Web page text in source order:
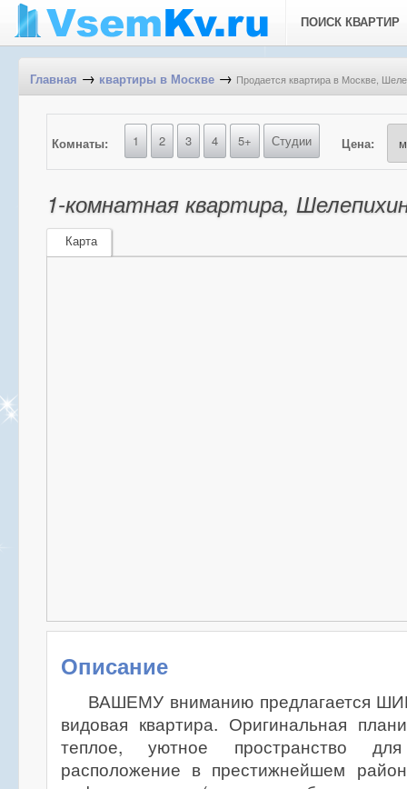
ПОИСК КВАРТИР
Главная → квартиры в Москве → Продается квартира в Москве,
Комнаты: 1 2 3 4 5+ Студии Цена:
1-комнатная квартира,
Карта
Описание
ВАШЕМУ вниманию предлагается
видовая квартира. Оригинальная
теплое, уютное пространство
расположение в престижнейшем